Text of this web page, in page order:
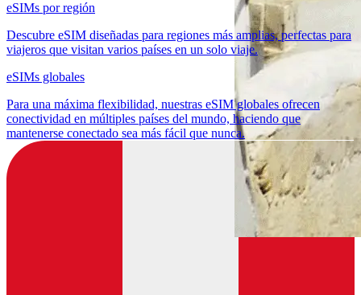
eSIMs por región
Descubre eSIM diseñadas para regiones más amplias, perfectas para
viajeros que visitan varios países en un solo viaje.
eSIMs globales
Para una máxima flexibilidad, nuestras eSIM globales ofrecen
conectividad en múltiples países del mundo, haciendo que
mantenerse conectado sea más fácil que nunca.